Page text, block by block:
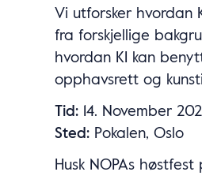
Vi utforsker hvordan
fra forskjellige
hvordan KI kan
opphavsrett og
Tid: 14. November
Sted: Pokalen, Oslo
Husk NOPAs